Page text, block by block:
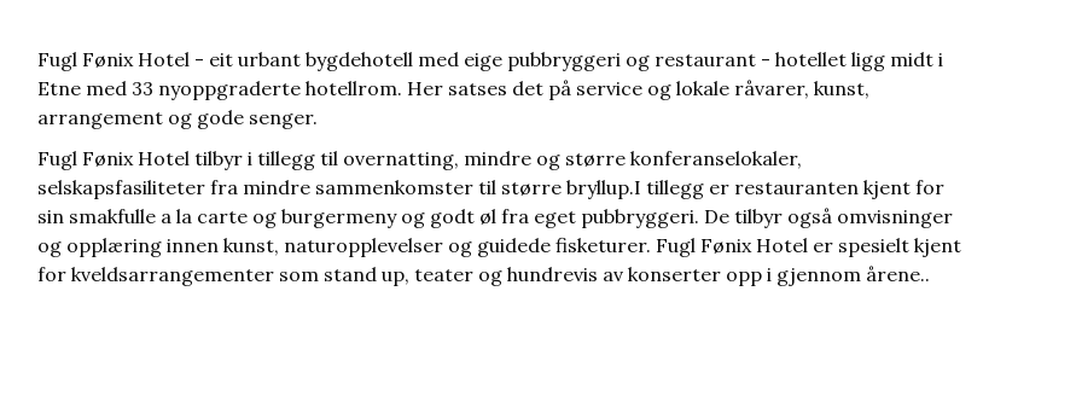
Fugl Fønix Hotel - eit urbant bygdehotell med eige pubbryggeri og restaurant - hotellet ligg midt i
Etne med 33 nyoppgraderte hotellrom. Her satses det på service og lokale råvarer, kunst,
arrangement og gode senger.
Fugl Fønix Hotel tilbyr i tillegg til overnatting, mindre og større konferanselokaler,
selskapsfasiliteter fra mindre sammenkomster til større bryllup.I tillegg er restauranten kjent for
sin smakfulle a la carte og burgermeny og godt øl fra eget pubbryggeri. Detilbyr også omvisninger
og opplæring innen kunst, naturopplevelser og guidede fisketurer. Fugl Fønix Hotel er spesielt kjent
for kveldsarrangementer som stand up, teater og hundrevis av konserter opp i gjennom årene..